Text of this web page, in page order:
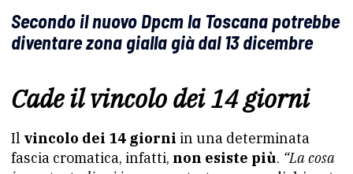
Secondo il nuovo Dpcm la Toscana potrebbe
diventare zona gialla già dal 13 dicembre
Cade il vincolo dei 14 giorni
Il vincolo dei 14 giorni in una determinata
fascia cromatica, infatti, non esiste più. “La cosa